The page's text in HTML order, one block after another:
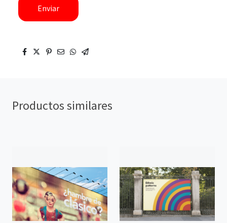
Enviar
Productos similares